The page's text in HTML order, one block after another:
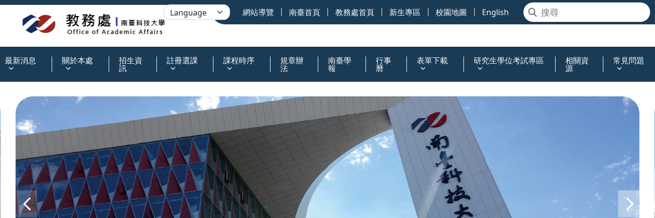
網站導覽 南臺首頁 教務處首頁 新生專區 校園地圖 English
最新消息 關於本處 招生資
訊
註冊選課 課程時序 規章辦
法
南臺學
報
行事
曆
表單下載 研究生學位考試專區 相關資
源
常見問題